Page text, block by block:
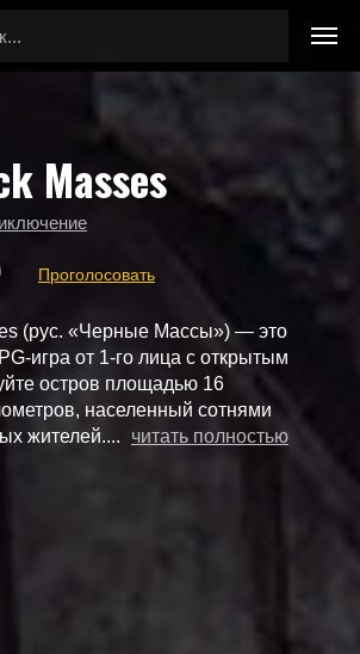
Masses
Проголосовать
(рус. «Черные Массы») — это
игра от 1-го лица с открытым
остров площадью 16
населенный сотнями
жителей....
читать полностью